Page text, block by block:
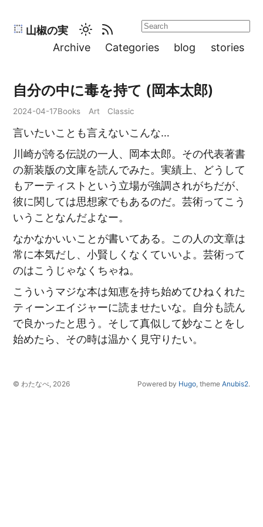
山椒の実
Archive
Categories blog stories
自分の中に毒を持て (岡本太郎)
2024-04-17Books Art Classic
言いたいことも言えないこんな…
川崎が誇る伝説の一人、岡本太郎。その代表著書
の新装版の文庫を読んでみた。実績上、どうして
もアーティストという立場が強調されがちだが、
彼に関しては思想家でもあるのだ。芸術ってこう
いうことなんだよなー。
なかなかいいことが書いてある。この人の文章は
常に本気だし、小賢しくなくていいよ。芸術って
のはこうじゃなくちゃね。
こういうマジな本は知恵を持ち始めてひねくれた
ティーンエイジャーに読ませたいな。自分も読ん
で良かったと思う。そして真似して妙なことをし
始めたら、その時は温かく見守りたい。
© わたなべ, 2026 Powered by Hugo, theme Anubis2.